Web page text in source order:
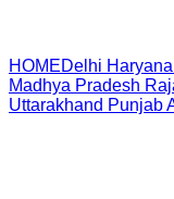
HOMEDelhi Haryana
Madhya Pradesh
Uttarakhand Punjab